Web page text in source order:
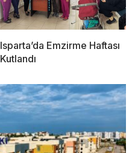
Isparta’da Emzirme Haftası
Kutlandı